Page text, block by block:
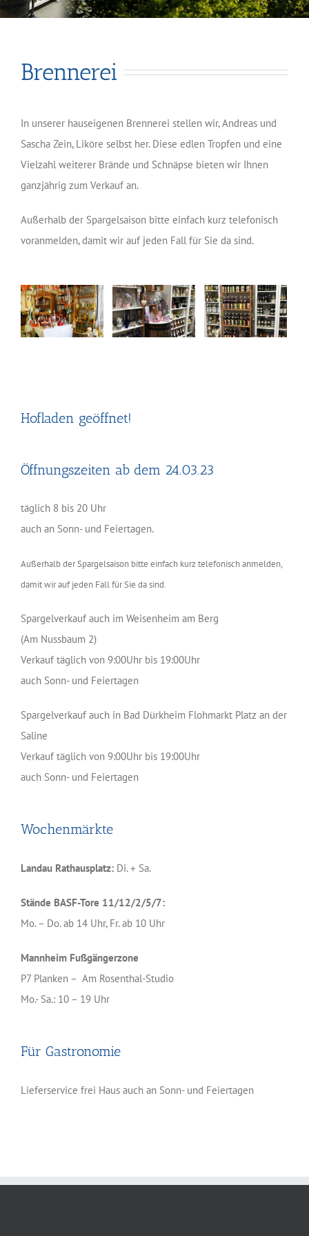
Brennerei
In unserer hauseigenen Brennerei stellen wir, Andreas und
Sascha Zein, Liköre selbst her. Diese edlen Tropfen und eine
Vielzahl weiterer Brände und Schnäpse bieten wir Ihnen
ganzjährig zum Verkauf an.
Außerhalb der Spargelsaison bitte einfach kurz telefonisch
voranmelden, damit wir auf jeden Fall für Sie da sind.
Hofladen geöffnet!
Öffnungszeiten ab dem 24.03.23
täglich 8 bis 20 Uhr
auch an Sonn- und Feiertagen.
Außerhalb der Spargelsaison bitte einfach kurz telefonisch anmelden,
damit wir auf jeden Fall für Sie da sind.
Spargelverkauf auch im Weisenheim am Berg
(Am Nussbaum 2)
Verkauf täglich von 9:00Uhr bis 19:00Uhr
auch Sonn- und Feiertagen
Spargelverkauf auch in Bad Dürkheim Flohmarkt Platz an der
Saline
Verkauf täglich von 9:00Uhr bis 19:00Uhr
auch Sonn- und Feiertagen
Wochenmärkte
Landau Rathausplatz: Di. + Sa.
Stände BASF-Tore 11/12/2/5/7:
Mo. – Do. ab 14 Uhr, Fr. ab 10 Uhr
Mannheim Fußgängerzone
P7 Planken – Am Rosenthal-Studio
Mo.- Sa.: 10 – 19 Uhr
Für Gastronomie
Lieferservice frei Haus auch an Sonn- und Feiertagen